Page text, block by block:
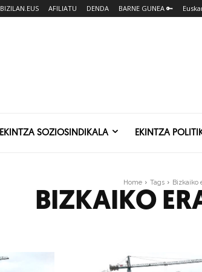
BIZILAN.EUS AFILIATU DENDA BARNE GUNEA 🔑
EKINTZA SOZIOSINDIKALA EKINTZA
Home Tags Bizkaiko
BIZKAIKO